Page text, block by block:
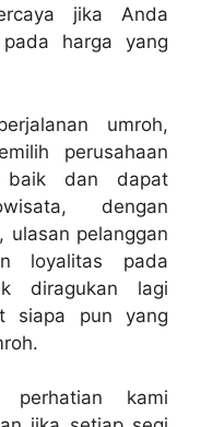
jika Anda
harga yang
umroh,
perusahaan
baik dan dapat
dengan
ulasan pelanggan
loyalitas pada
diragukan lagi
siapa pun yang
perhatian kami